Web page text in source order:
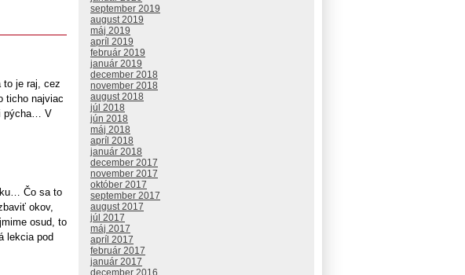
je raj, cez
ticho najviac
pýcha… V
Čo sa to
okov,
osud, to
lekcia pod
september 2019
august 2019
máj 2019
apríl 2019
február 2019
január 2019
december 2018
november 2018
august 2018
júl 2018
jún 2018
máj 2018
apríl 2018
január 2018
december 2017
november 2017
október 2017
september 2017
august 2017
júl 2017
máj 2017
apríl 2017
február 2017
január 2017
december 2016